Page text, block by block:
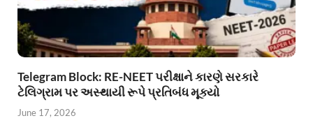
Telegram Block: RE-NEET પરીક્ષાને કારણે સરકારે
ટેલિગ્રામ પર અસ્થાયી રૂપે પ્રતિબંધ મૂક્યો
June 17, 2026